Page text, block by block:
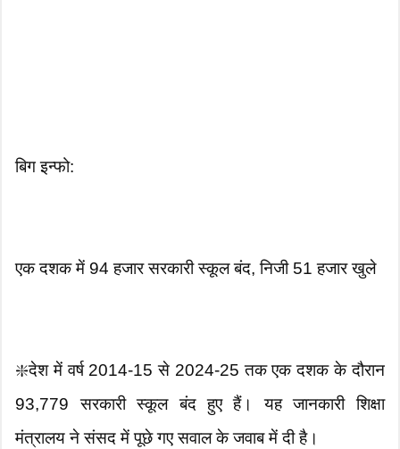
बिग इन्फो:
एक दशक में 94 हजार सरकारी स्कूल बंद, निजी 51 हजार खुले
❇️देश में वर्ष 2014-15 से 2024-25 तक एक दशक के दौरान
93,779 सरकारी स्कूल बंद हुए हैं। यह जानकारी शिक्षा
मंत्रालय ने संसद में पूछे गए सवाल के जवाब में दी है।